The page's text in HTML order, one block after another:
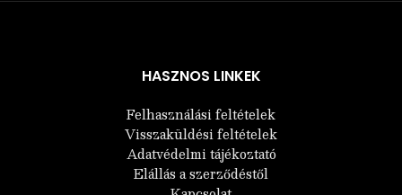
HASZNOS LINKEK
Felhasználási feltételek
Visszaküldési feltételek
Adatvédelmi tájékoztató
Elállás a szerződéstől